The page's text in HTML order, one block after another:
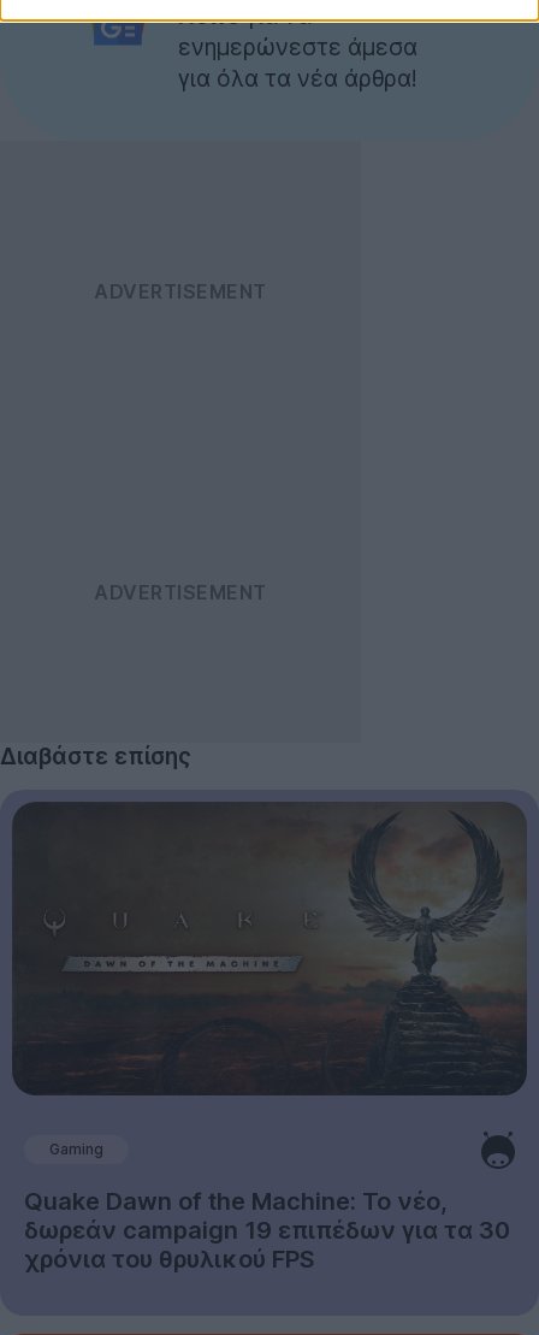
Newsγια να
ενημερώνεστε άμεσα
για όλα τα νέα άρθρα!
Διαβάστε επίσης
Gaming
Quake Dawn of the Machine: Το νέο,
δωρεάν campaign 19 επιπέδων για τα 30
χρόνια του θρυλικού FPS